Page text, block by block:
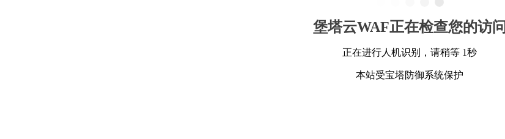
堡塔云WAF正在检查您的访问
正在进行人机识别，请稍等 1秒
本站受宝塔防御系统保护